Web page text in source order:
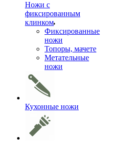
Ножи с
фиксированным
клинком
Фиксированные
ножи
Топоры, мачете
Метательные
ножи
Кухонные ножи